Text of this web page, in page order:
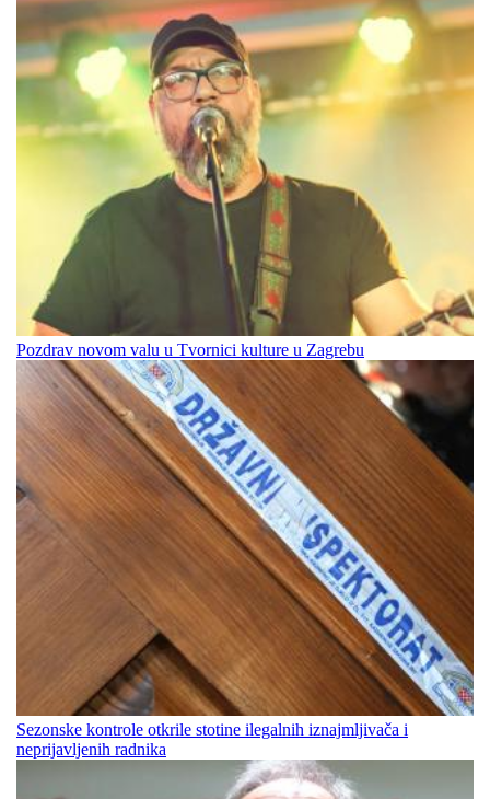
Pozdrav novom valu u Tvornici kulture u Zagrebu
Sezonske kontrole otkrile stotine ilegalnih iznajmljivača i
neprijavljenih radnika